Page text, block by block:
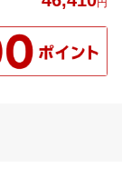
円